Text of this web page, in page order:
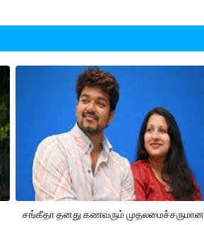
சங்கீதா தனது கணவரும் முதலமைச்சருமான